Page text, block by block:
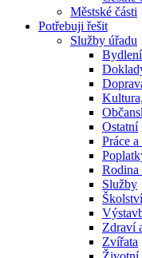
Městské části
Potřebuji řešit
Služby úřadu
Ostatní
Práce
Rodina
Služby
Zdraví
Zvířata